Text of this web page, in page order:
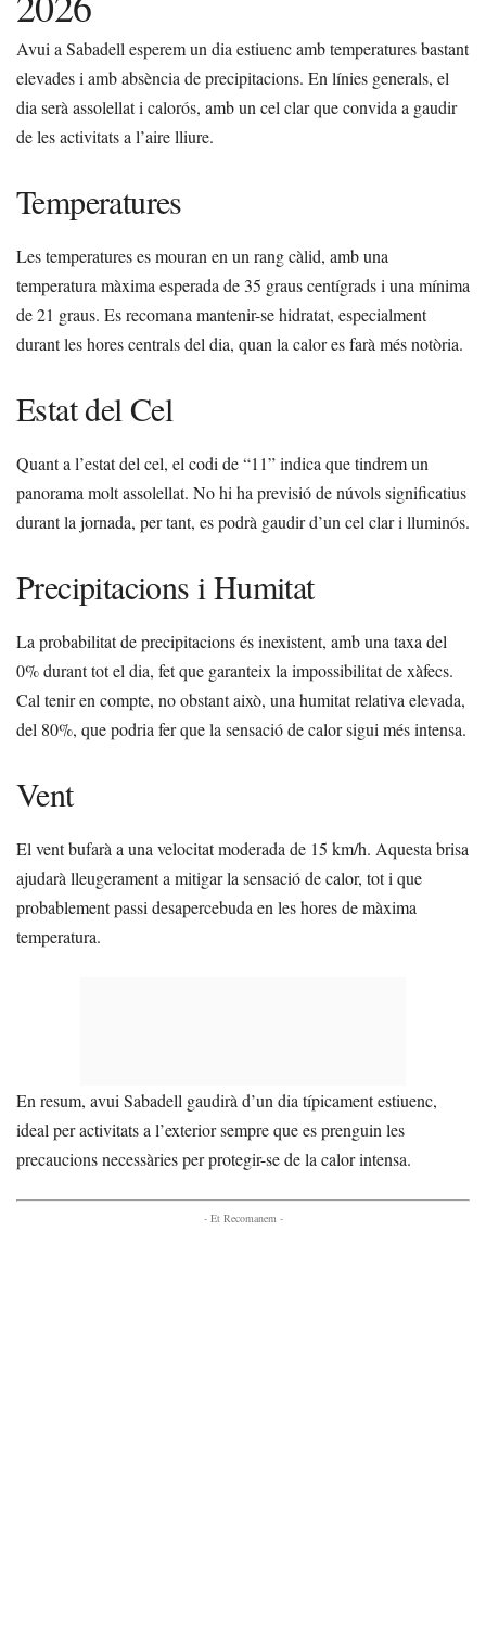
Avui a Sabadell esperem un dia estiuenc amb temperatures bastant
elevades i amb absència de precipitacions. En línies generals, el
dia serà assolellat i calorós, amb un cel clar que convida a gaudir
de les activitats a l’aire lliure.
Temperatures
Les temperatures es mouran en un rang càlid, amb una
temperatura màxima esperada de 35 graus centígrads i una mínima
de 21 graus. Es recomana mantenir-se hidratat, especialment
durant les hores centrals del dia, quan la calor es farà més notòria.
Estat del Cel
Quant a l’estat del cel, el codi de “11” indica que tindrem un
panorama molt assolellat. No hi ha previsió de núvols significatius
durant la jornada, per tant, es podrà gaudir d’un cel clar i lluminós.
Precipitacions i Humitat
La probabilitat de precipitacions és inexistent, amb una taxa del
0% durant tot el dia, fet que garanteix la impossibilitat de xàfecs.
Cal tenir en compte, no obstant això, una humitat relativa elevada,
del 80%, que podria fer que la sensació de calor sigui més intensa.
Vent
El vent bufarà a una velocitat moderada de 15 km/h. Aquesta brisa
ajudarà lleugerament a mitigar la sensació de calor, tot i que
probablement passi desapercebuda en les hores de màxima
temperatura.
En resum, avui Sabadell gaudirà d’un dia típicament estiuenc,
ideal per activitats a l’exterior sempre que es prenguin les
precaucions necessàries per protegir-se de la calor intensa.
- Et Recomanem -